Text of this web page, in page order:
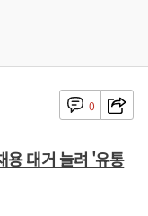
0
용 대거 늘려 '유통